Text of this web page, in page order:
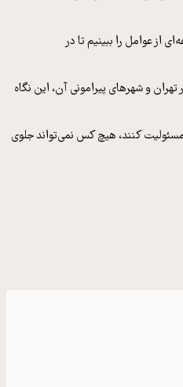
عوامل را ببینیم تا در
و آیا در ۱۰۰ سال آینده منابعی برای کشور می‌ماند. امروز اگر در تهران و شهرهای پیرامونی آن، این نگاه
مسئولیت کنند، هیچ کس نمی‌تواند جلوی